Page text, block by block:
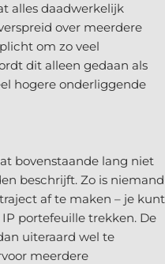
alles daadwerkelijk
over meerdere
om zo veel
dit alleen gedaan als
hogere onderliggende
bovenstaande lang niet
beschrijft. Zo is niemand
af te maken – je kunt
portefeuille trekken. De
uiteraard wel te
meerdere